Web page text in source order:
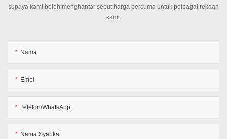
supaya kami boleh menghantar sebut harga percuma untuk pelbagai rekaan
kami.
Nama
Emel
Telefon/WhatsApp
Nama Syarikat